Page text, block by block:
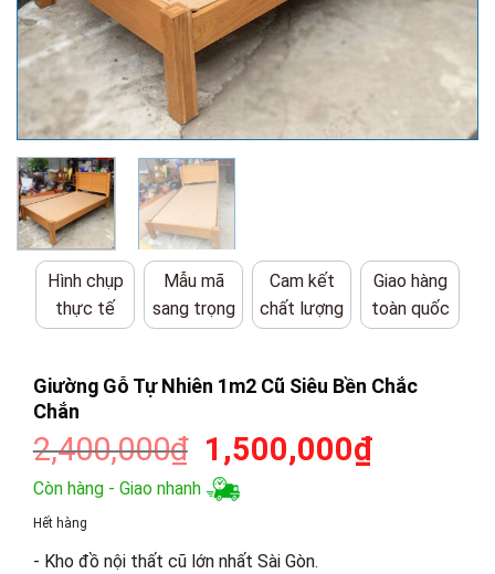
Hình chụp
thực tế
Mẫu mã
sang trọng
Cam kết
chất lượng
Giao hàng
toàn quốc
Giường Gỗ Tự Nhiên 1m2 Cũ Siêu Bền Chắc
Chắn
2,400,000₫ Giá
gốc
là:
1,500,000₫Giá
Còn hàng - Giao nhanh
Hết hàng
- Kho đồ nội thất cũ lớn nhất Sài Gòn.